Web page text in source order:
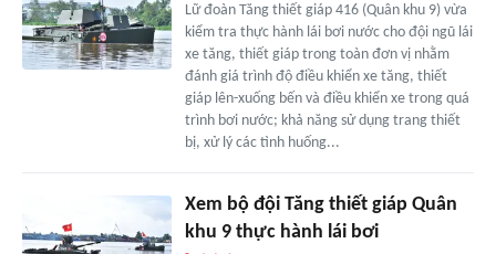
Lữ đoàn Tăng thiết giáp 416 (Quân khu 9) vừa
kiểm tra thực hành lái bơi nước cho đội ngũ lái
xe tăng, thiết giáp trong toàn đơn vị nhằm
đánh giá trình độ điều khiển xe tăng, thiết
giáp lên-xuống bến và điều khiển xe trong quá
trình bơi nước; khả năng sử dụng trang thiết
bị, xử lý các tình huống...
Xem bộ đội Tăng thiết giáp Quân
khu 9 thực hành lái bơi